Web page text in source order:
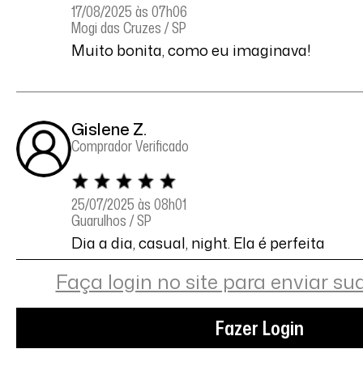
17/08/2025 às 07h06
Mogi das Cruzes / SP
Muito bonita, como eu imaginava!
Gislene Z.
Comprador Verificado
25/07/2025 às 08h01
Guarulhos / SP
Dia a dia, casual, night. Ela é perfeita
Faça login no site para enviar
Fazer Login